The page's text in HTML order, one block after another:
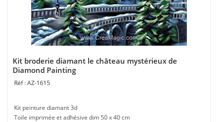
Kit broderie diamant le château mystérieux de
Diamond Painting
AZ-1615
Kit peinture diamant 3d
Toile imprimée et adhésive dim 50 x 40 cm